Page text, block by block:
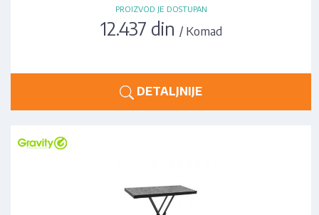
PROIZVOD JE DOSTUPAN
12.437 din / Komad
DETALJNIJE